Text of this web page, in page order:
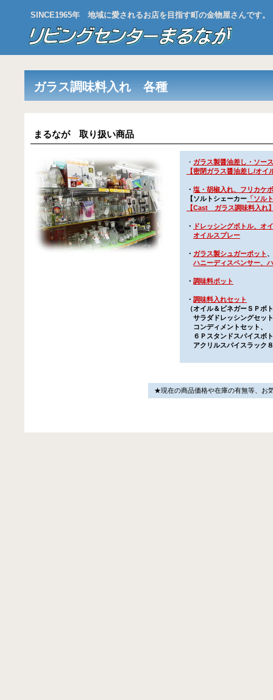
SINCE1965年 地域に愛されるお店を目指す町の金物屋さんです。
ガラス調味料入れ 各種
まるなが 取り扱い商品
・ ガラス製醤油差し・ソー
【密閉ガラス醤油差し/オイ
・塩・胡椒入れ、フリカケ
【ソルトシェーカー 「ソル
【Cast ガラス調味料入れ
・
ドレッシングボトル、オ
オイルスプレー
・ ガラス製シュガーポット
ハニーディスペンサー、
・調味料ポット
・調味料入れセット
（オイル＆ビネガーＳＰボ
サラダドレッシングセッ
コンディメントセット 、
６Ｐスタンドスパイスボ
アクリルスパイスラック
★現在の商品価格や在庫の有無等、お